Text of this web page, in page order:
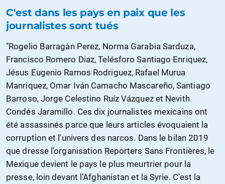
C'est dans les pays en paix que les
journalistes sont tués
"Rogelio Barragàn Perez, Norma Garabia Sarduza,
Francisco Romero Diaz, Telésforo Santiago Enriquez,
Jésus Eugenio Ramos Rodriguez, Rafael Murua
Manriquez, Omar Iván Camacho Mascareño, Santiago
Barroso, Jorge Celestino Ruíz Vázquez et Nevith
Condés Jaramillo. Ces dix journalistes mexicains ont
été assassinés parce que leurs articles évoquaient la
corruption et l'univers des narcos. Dans le bilan 2019
que dresse l'organisation Reporters Sans Frontières, le
Mexique devient le pays le plus meurtrier pour la
presse, loin devant l’Afghanistan et la Syrie. C'est la